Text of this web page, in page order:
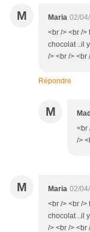
M Maria 02/
<br /> <br />
chocolat ..il
/> <br /> <br
Répondre
M
<br
/>
M Maria 02/
<br /> <br />
chocolat ..il
/> <br /> <br